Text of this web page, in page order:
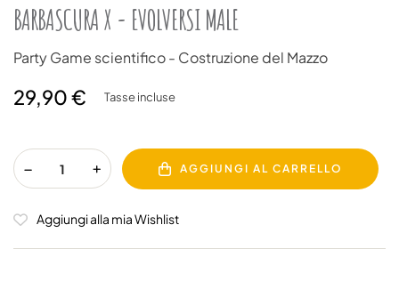
BARBASCURA X - EVOLVERSI MALE
Party Game scientifico - Costruzione del Mazzo
29,90 € Tasse incluse
AGGIUNGI AL CARRELLO
Aggiungi alla mia Wishlist